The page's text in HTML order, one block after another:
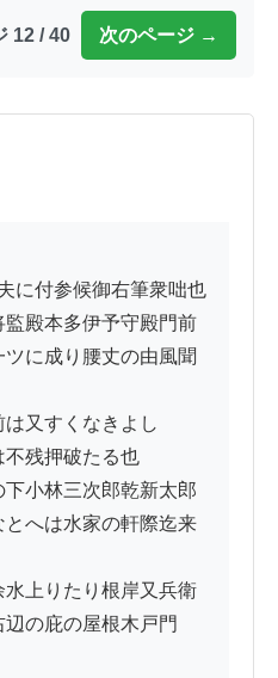
12 / 40 次のページ →
殿本多伊予守殿門前
に成り腰丈の由風聞
又すくなきよし
残押破たる也
小林三次郎乾新太郎
へは水家の軒際迄来
上りたり根岸又兵衛
の庇の屋根木戸門